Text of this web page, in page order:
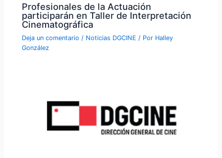
Profesionales de la Actuación
participarán en Taller de Interpretación
Cinematográfica
Deja un comentario / Noticias DGCINE / Por Halley
González